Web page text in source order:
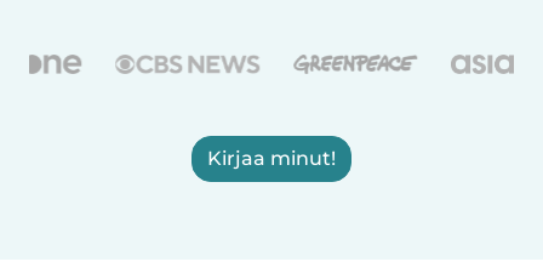
Kirjaa minut!